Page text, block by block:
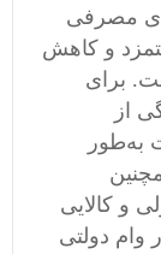
مصرفی
و کاهش
برای
جنگی از
به‌طور
همچنین
و کالایی
دولتی